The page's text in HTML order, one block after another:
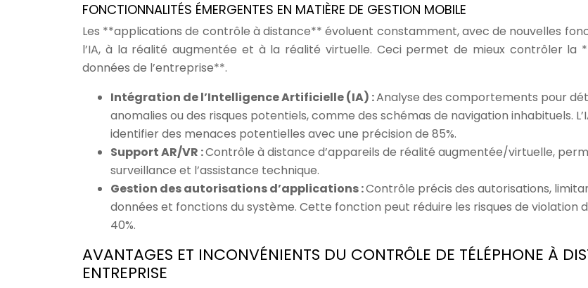
FONCTIONNALITÉS ÉMERGENTES EN MATIÈRE DE GESTION MOBILE
Les **applications de contrôle à distance** évoluent constamment, avec de nouvelles
l’IA, à la réalité augmentée et à la réalité virtuelle. Ceci permet de mieux contrôler la
données de l’entreprise**.
Intégration de l’Intelligence Artificielle (IA) :Analyse des comportements pour
anomalies ou des risques potentiels, comme des schémas de navigation inhabituels.
identifier des menaces potentielles avec une précision de 85%.
Support AR/VR :Contrôle à distance d’appareils de réalité augmentée/virtuelle,
surveillance et l’assistance technique.
Gestion des autorisations d’applications :Contrôle précis des autorisations,
données et fonctions du système. Cette fonction peut réduire les risques de violation
40%.
AVANTAGES ET INCONVÉNIENTS DU CONTRÔLE DE TÉLÉPHONE À
ENTREPRISE